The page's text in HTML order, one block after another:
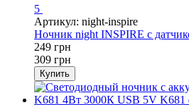
5
Артикул: night-inspire
Ночник night INSPIRE с
249 грн
309 грн
Купить